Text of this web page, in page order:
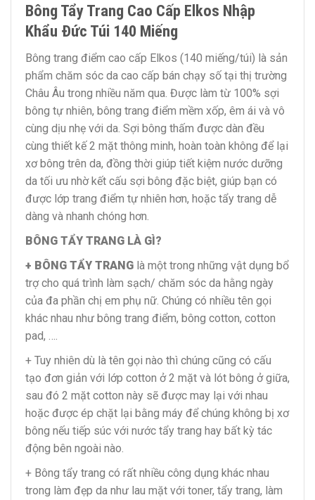
Bông Tẩy Trang Cao Cấp Elkos Nhập
Khẩu Đức Túi 140 Miếng
Bông trang điểm cao cấp Elkos (140 miếng/túi) là sản
phẩm chăm sóc da cao cấp bán chạy số tại thị trường
Châu Âu trong nhiều năm qua. Được làm từ 100% sợi
bông tự nhiên, bông trang điểm mềm xốp, êm ái và vô
cùng dịu nhẹ với da. Sợi bông thấm được dàn đều
cùng thiết kế 2 mặt thông minh, hoàn toàn không để lại
xơ bông trên da, đồng thời giúp tiết kiệm nước dưỡng
da tối ưu nhờ kết cấu sợi bông đặc biệt, giúp bạn có
được lớp trang điểm tự nhiên hơn, hoặc tẩy trang dễ
dàng và nhanh chóng hơn.
BÔNG TẨY TRANG LÀ GÌ?
+ BÔNG TẨY TRANG là một trong những vật dụng bổ
trợ cho quá trình làm sạch/ chăm sóc da hằng ngày
của đa phần chị em phụ nữ. Chúng có nhiều tên gọi
khác nhau như bông trang điểm, bông cotton, cotton
pad, ….
+ Tuy nhiên dù là tên gọi nào thì chúng cũng có cấu
tạo đơn giản với lớp cotton ở 2 mặt và lót bông ở giữa,
sau đó 2 mặt cotton này sẽ được may lại với nhau
hoặc được ép chặt lại bằng máy để chúng không bị xơ
bông nếu tiếp súc với nước tẩy trang hay bất kỳ tác
động bên ngoài nào.
+ Bông tẩy trang có rất nhiều công dụng khác nhau
trong làm đẹp da như lau mặt với toner, tẩy trang, làm